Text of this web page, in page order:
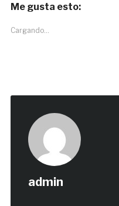
Me gusta esto:
Cargando...
admin